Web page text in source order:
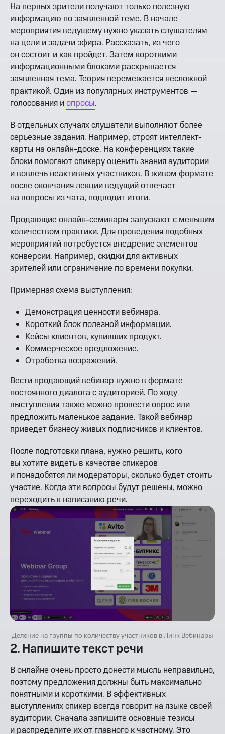
На первых зрители получают только полезную
информацию по заявленной теме. В начале
мероприятия ведущему нужно указать слушателям
на цели и задачи эфира. Рассказать, из чего
он состоит и как пройдет. Затем короткими
информационными блоками раскрывается
заявленная тема. Теория перемежается несложной
практикой. Один из популярных инструментов —
голосования иопросы.
В отдельных случаях слушатели выполняют более
серьезные задания. Например, строят интеллект-
карты на онлайн-доске. На конференциях такие
блоки помогают спикеру оценить знания аудитории
и вовлечь неактивных участников. В живом формате
после окончания лекции ведущий отвечает
на вопросы из чата, подводит итоги.
Продающие онлайн-семинары запускают с меньшим
количеством практики. Для проведения подобных
мероприятий потребуется внедрение элементов
конверсии. Например, скидки для активных
зрителей или ограничение по времени покупки.
Примерная схема выступления:
Демонстрация ценности вебинара.
Короткий блок полезной информации.
Кейсы клиентов, купивших продукт.
Коммерческое предложение.
Отработка возражений.
Вести продающий вебинар нужно в формате
постоянного диалога с аудиторией. По ходу
выступления также можно провести опрос или
предложить маленькое задание. Такой вебинар
приведет бизнесу живых подписчиков и клиентов.
После подготовки плана, нужно решить, кого
вы хотите видеть в качестве спикеров
и понадобятся ли модераторы, сколько будет стоить
участие. Когда эти вопросы будут решены, можно
переходить к написанию речи.
Деление на группы по количеству участников в Линк Вебинары
2. Напишите текст речи
В онлайне очень просто донести мысль неправильно,
поэтому предложения должны быть максимально
понятными и короткими. В эффективных
выступлениях спикер всегда говорит на языке своей
аудитории. Сначала запишите основные тезисы
и распределите их от главного к частному. Это